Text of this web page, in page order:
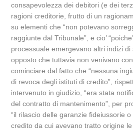
consapevolezza dei debitori (e dei
ragioni creditorie, frutto di un
su elementi che “non potevano
raggiunte dal Tribunale”, e cio’
processuale emergevano altri indizi
opposto che tuttavia non venivano
cominciare dal fatto che “nessuna
di revoca degli istituti di credito”,
intervenuto in giudizio, “era stata
del contratto di mantenimento”, per
“il rilascio delle garanzie fideiussorie
credito da cui avevano tratto origine